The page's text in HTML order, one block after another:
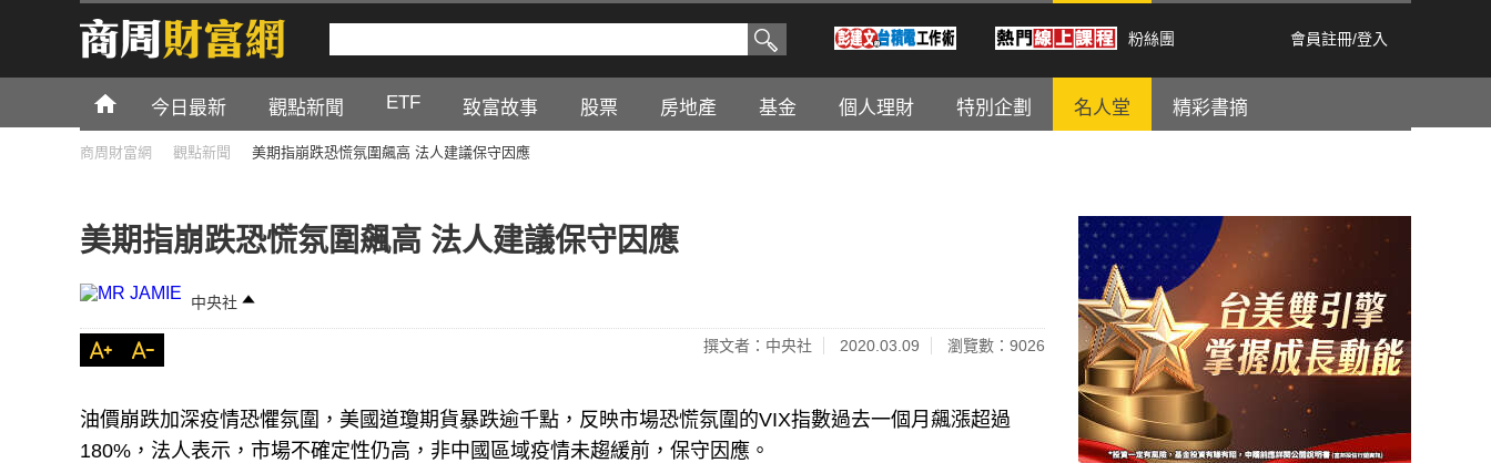
粉絲團 會員註冊/登入
今日最新 觀點新聞 ETF 致富故事 股票 房地產 基金 個人理財 特別企劃 名人堂 精彩書摘
商周財富網 觀點新聞 美期指崩跌恐慌氛圍飆高 法人建議保守因應
美期指崩跌恐慌氛圍飆高 法人建議保守因應
中央社
撰文者：中央社 2020.03.09 瀏覽數：9026
油價崩跌加深疫情恐懼氛圍，美國道瓊期貨暴跌逾千點，反映市場恐慌氛圍的VIX指數過去一個月飆漲超過
180%，法人表示，市場不確定性仍高，非中國區域疫情未趨緩前，保守因應。